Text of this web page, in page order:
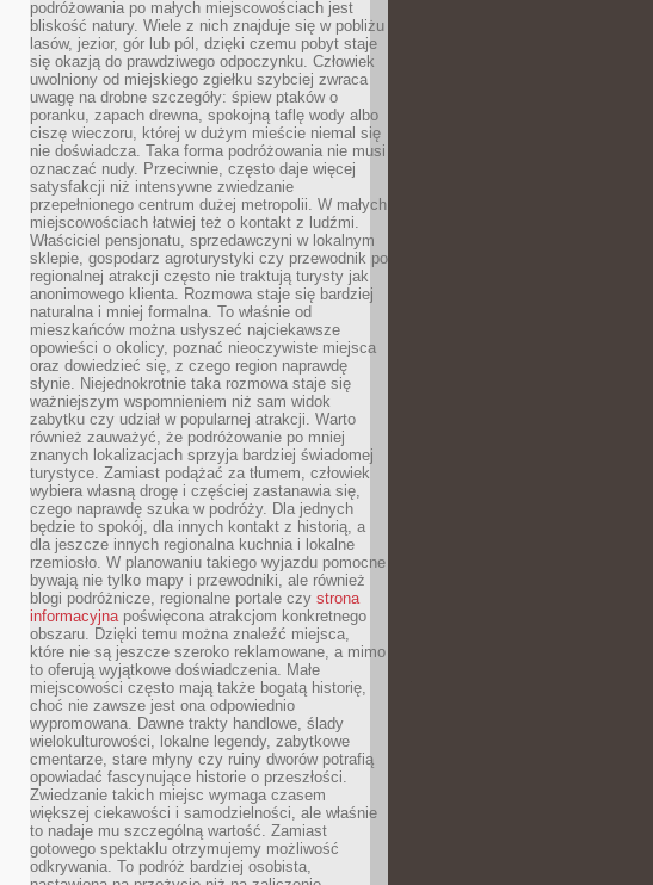
podróżowania po małych miejscowościach jest
bliskość natury. Wiele z nich znajduje się w pobliżu
lasów, jezior, gór lub pól, dzięki czemu pobyt staje
się okazją do prawdziwego odpoczynku. Człowiek
uwolniony od miejskiego zgiełku szybciej zwraca
uwagę na drobne szczegóły: śpiew ptaków o
poranku, zapach drewna, spokojną taflę wody albo
ciszę wieczoru, której w dużym mieście niemal się
nie doświadcza. Taka forma podróżowania nie musi
oznaczać nudy. Przeciwnie, często daje więcej
satysfakcji niż intensywne zwiedzanie
przepełnionego centrum dużej metropolii. W małych
miejscowościach łatwiej też o kontakt z ludźmi.
Właściciel pensjonatu, sprzedawczyni w lokalnym
sklepie, gospodarz agroturystyki czy przewodnik po
regionalnej atrakcji często nie traktują turysty jak
anonimowego klienta. Rozmowa staje się bardziej
naturalna i mniej formalna. To właśnie od
mieszkańców można usłyszeć najciekawsze
opowieści o okolicy, poznać nieoczywiste miejsca
oraz dowiedzieć się, z czego region naprawdę
słynie. Niejednokrotnie taka rozmowa staje się
ważniejszym wspomnieniem niż sam widok
zabytku czy udział w popularnej atrakcji. Warto
również zauważyć, że podróżowanie po mniej
znanych lokalizacjach sprzyja bardziej świadomej
turystyce. Zamiast podążać za tłumem, człowiek
wybiera własną drogę i częściej zastanawia się,
czego naprawdę szuka w podróży. Dla jednych
będzie to spokój, dla innych kontakt z historią, a
dla jeszcze innych regionalna kuchnia i lokalne
rzemiosło. W planowaniu takiego wyjazdu pomocne
bywają nie tylko mapy i przewodniki, ale również
blogi podróżnicze, regionalne portale czy strona
informacyjnapoświęcona atrakcjom konkretnego
obszaru. Dzięki temu można znaleźć miejsca,
które nie są jeszcze szeroko reklamowane, a mimo
to oferują wyjątkowe doświadczenia. Małe
miejscowości często mają także bogatą historię,
choć nie zawsze jest ona odpowiednio
wypromowana. Dawne trakty handlowe, ślady
wielokulturowości, lokalne legendy, zabytkowe
cmentarze, stare młyny czy ruiny dworów potrafią
opowiadać fascynujące historie o przeszłości.
Zwiedzanie takich miejsc wymaga czasem
większej ciekawości i samodzielności, ale właśnie
to nadaje mu szczególną wartość. Zamiast
gotowego spektaklu otrzymujemy możliwość
odkrywania. To podróż bardziej osobista,